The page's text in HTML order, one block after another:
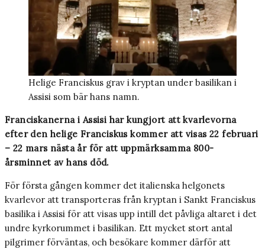
Helige Franciskus grav i kryptan under basilikan i
Assisi som bär hans namn.
Franciskanerna i Assisi har kungjort att kvarlevorna
efter den helige Franciskus kommer att visas 22 februari
– 22 mars nästa år för att uppmärksamma 800-
årsminnet av hans död.
För första gången kommer det italienska helgonets
kvarlevor att transporteras från kryptan i Sankt Franciskus
basilika i Assisi för att visas upp intill det påvliga altaret i det
undre kyrkorummet i basilikan. Ett mycket stort antal
pilgrimer förväntas, och besökare kommer därför att